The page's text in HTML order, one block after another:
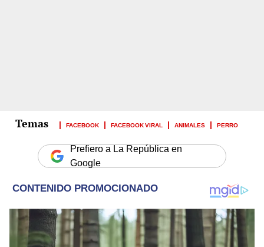
FACEBOOK FACEBOOK VIRAL ANIMALES PERRO
Prefiero a La República en
Google